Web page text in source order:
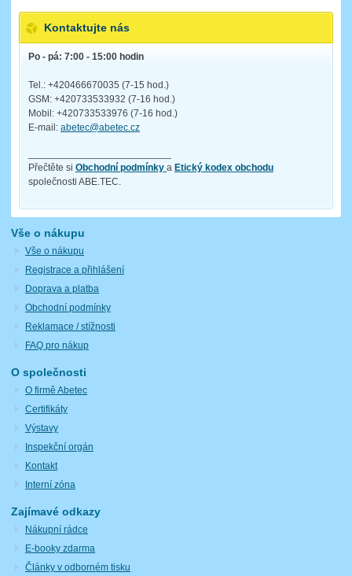
Kontaktujte nás
Po - pá: 7:00 - 15:00 hodin
Tel.: +420466670035 (7-15 hod.)
GSM: +420733533932 (7-16 hod.)
Mobil: +420733533976 (7-16 hod.)
E-mail: abetec@abetec.cz
Přečtěte si Obchodní podmínky a Etický kodex obchodu
společnosti ABE.TEC.
Vše o nákupu
Vše o nákupu
Registrace a přihlášení
Doprava a platba
Obchodní podmínky
Reklamace / stížnosti
FAQ pro nákup
O společnosti
O firmě Abetec
Certifikáty
Výstavy
Inspekční orgán
Kontakt
Interní zóna
Zajímavé odkazy
Nákupní rádce
E-booky zdarma
Články v odborném tisku